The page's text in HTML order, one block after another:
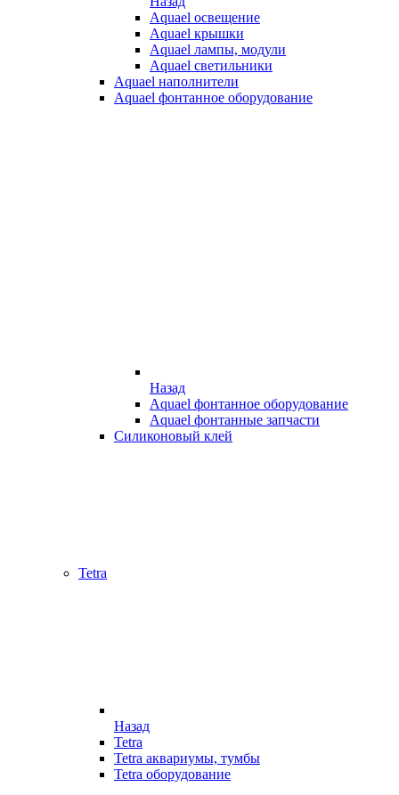
Aquael освещение
Aquael крышки
Aquael лампы, модули
Aquael светильники
Aquael наполнители
Aquael фонтанное оборудование
Назад
Aquael фонтанное оборудование
Aquael фонтанные запчасти
Силиконовый клей
Tetra
Назад
Tetra
Tetra аквариумы, тумбы
Tetra оборудование